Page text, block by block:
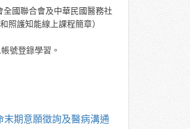
國聯合會及中華民國醫務社
照護知能線上課程簡章）
號登錄學習。
期意願徵詢及醫病溝通